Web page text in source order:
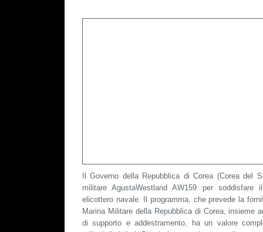
Il Governo della Repubblica di Corea (Corea del
militare AgustaWestland AW159 per
elicottero navale. Il programma, che prevede la
Marina Militare della Repubblica di Corea, insieme
di supporto e addestramento, ha un valore